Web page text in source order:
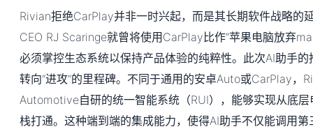
Rivian拒绝CarPlay并非一时兴起，而是其长期软件战略的
CEO RJ Scaringe就曾将使用CarPlay比作“苹果电脑放弃
必须掌控生态系统以保持产品体验的纯粹性。此次AI助手的
转向“进攻”的里程碑。不同于通用的安卓Auto或CarPlay，
Automotive自研的统一智能系统（RUI），能够实现从底
栈打通。这种端到端的集成能力，使得AI助手不仅能调用